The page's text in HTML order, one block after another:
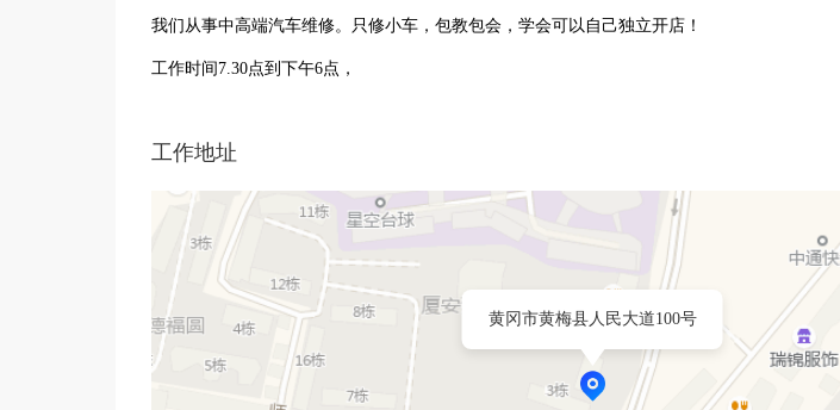
我们从事中高端汽车维修。只修小车，包教包会，学会可以自己独立开店！
工作时间7.30点到下午6点，
工作地址
黄冈市黄梅县人民大道100号